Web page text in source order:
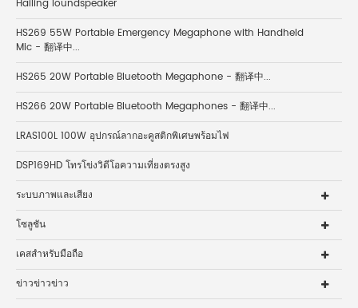
Hailing loundspeaker
HS269 55W Portable Emergency Megaphone with Handheld
Mic - 翻译中...
HS265 20W Portable Bluetooth Megaphone - 翻译中...
HS266 20W Portable Bluetooth Megaphones - 翻译中...
LRAS100L 100W อุปกรณ์ลากอะคูสติกพิเศษพร้อมไฟ
DSP169HD โทรโข่งวิดีโอความเที่ยงตรงสูง
ระบบภาพและเสียง
โซลูชัน
เคสสำหรับมือถือ
ข่าวข่าวข่าว